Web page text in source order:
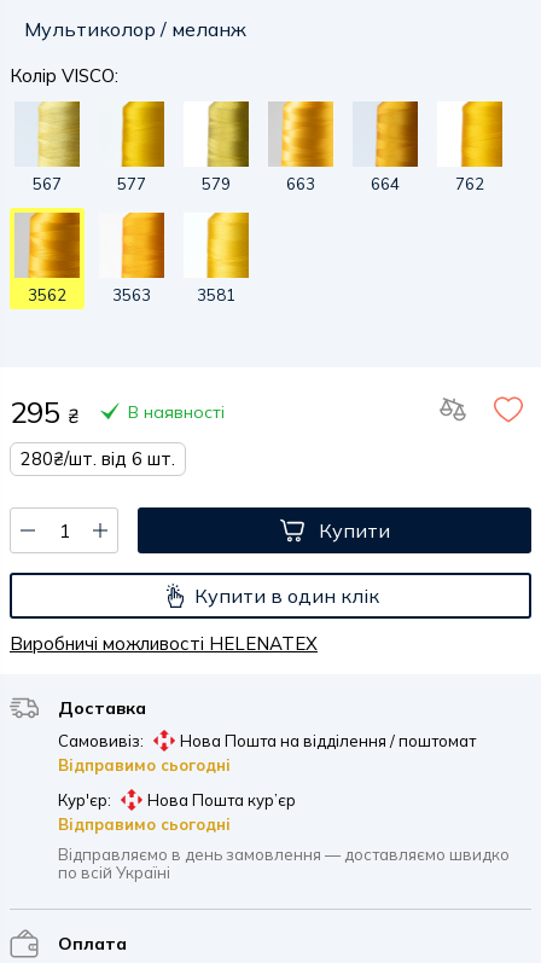
Мультиколор / меланж
Колір VISCO:
567 577 579 663 664 762
3562 3563 3581
295 ₴ В наявності
280₴/шт. від 6 шт.
Купити
Купити в один клік
Виробничі можливості HELENATEX
Доставка
Самовивіз:
Нова Пошта на відділення / поштомат
Відправимо сьогодні
Кур'єр:
Нова Пошта кур’єр
Відправимо сьогодні
Відправляємо в день замовлення — доставляємо швидко
по всій Україні
Оплата